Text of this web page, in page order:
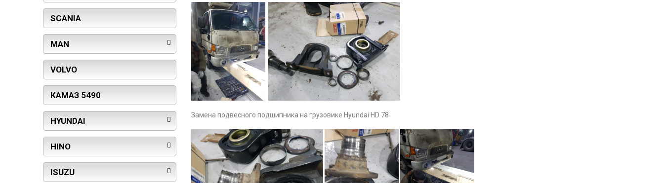
SCANIA
MAN
VOLVO
КАМАЗ 5490
HYUNDAI
HINO
ISUZU
Замена подвесного подшипника на грузовике Hyundai HD 78